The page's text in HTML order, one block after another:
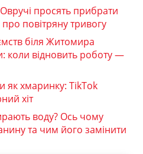
просять прибрати
повітряну тривогу
біля Житомира
коли відновить роботу —
як хмаринку: TikTok
хіт
воду? Ось чому
та чим його замінити